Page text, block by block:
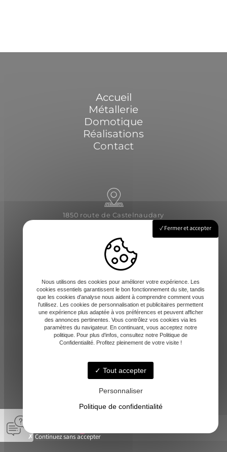
Accueil
Métallerie
Domotique
Réalisations
Contact
1850 route de Castelnaudary
contact@amd-31.fr
06 13 65 44 06
Fermer et accepter
Nous utilisons des cookies pour améliorer votre expérience. Les
cookies essentiels garantissent le bon fonctionnement du site, tandis
que les cookies d'analyse nous aident à comprendre comment vous
l'utilisez. Les cookies de personnalisation et publicitaires permettent
une expérience plus adaptée à vos préférences et peuvent afficher
des annonces pertinentes. Vous contrôlez vos cookies via les
paramètres du navigateur. En continuant, vous acceptez notre
politique. Pour plus d'infos, consultez notre Politique de
Confidentialité. Profitez pleinement de votre visite !
Tout accepter
Personnaliser
Politique de confidentialité
Continuez sans accepter